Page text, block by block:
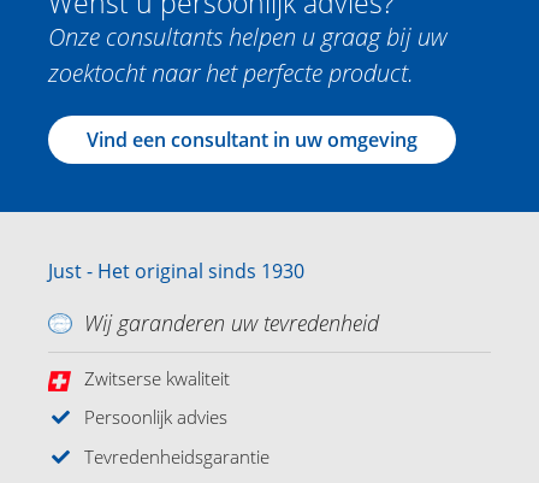
Onze consultants helpen u graag bij uw
zoektocht naar het perfecte product.
Vind een consultant in uw omgeving
Just - Het original sinds 1930
Wij garanderen uw tevredenheid
Zwitserse kwaliteit
Persoonlijk advies
Tevredenheidsgarantie